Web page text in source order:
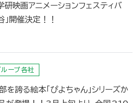
映画アニメーションフェスティバ
開催決定！！
ループ各社
誇る絵本「ぴよちゃん」シリーズか